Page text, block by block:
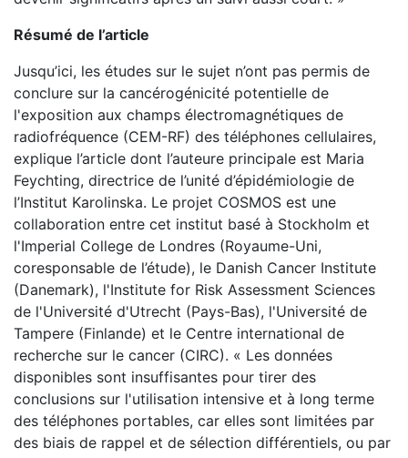
Résumé de l’article
Jusqu’ici, les études sur le sujet n’ont pas permis de
conclure sur la cancérogénicité potentielle de
l'exposition aux champs électromagnétiques de
radiofréquence (CEM-RF) des téléphones cellulaires,
explique l’article dont l’auteure principale est Maria
Feychting, directrice de l’unité d’épidémiologie de
l’Institut Karolinska. Le projet COSMOS est une
collaboration entre cet institut basé à Stockholm et
l'Imperial College de Londres (Royaume-Uni,
coresponsable de l’étude), le Danish Cancer Institute
(Danemark), l'Institute for Risk Assessment Sciences
de l'Université d'Utrecht (Pays-Bas), l'Université de
Tampere (Finlande) et le Centre international de
recherche sur le cancer (CIRC). « Les données
disponibles sont insuffisantes pour tirer des
conclusions sur l'utilisation intensive et à long terme
des téléphones portables, car elles sont limitées par
des biais de rappel et de sélection différentiels, ou par